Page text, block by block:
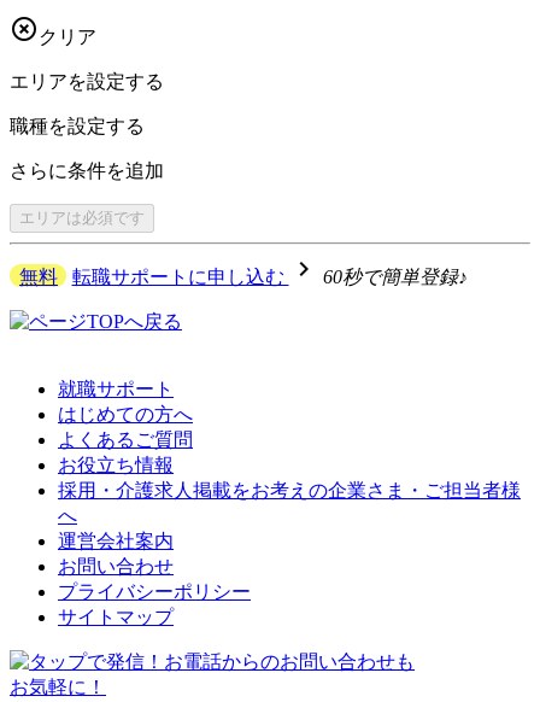
 クリア
エリアを設定する
職種を設定する
さらに条件を追加
エリアは必須です
無料 転職サポートに申し込む navigate_next 60秒で簡単登録♪
就職サポート
はじめての方へ
よくあるご質問
お役立ち情報
採用・介護求人掲載をお考えの企業さま・ご担当者様
へ
運営会社案内
お問い合わせ
プライバシーポリシー
サイトマップ